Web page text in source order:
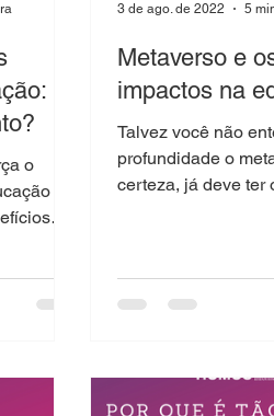
o
o
Metaverso e
impactos na
Talvez você não
profundidade o
certeza, já deve ter
3 de ago. de 2022 5